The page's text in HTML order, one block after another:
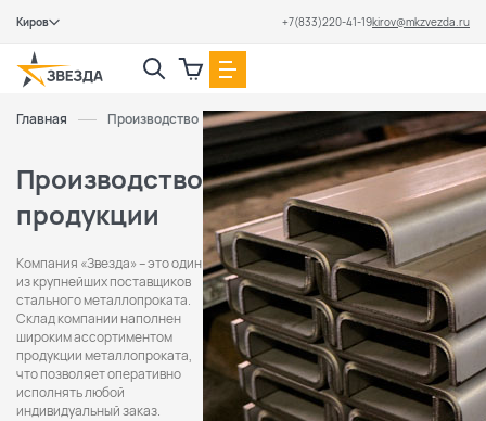
Киров +7(833)220-41-19kirov@mkzvezda.ru
Главная Производство
Производство
продукции
Компания «Звезда» – это один
из крупнейших поставщиков
стального металлопроката.
Cклад компании наполнен
широким ассортиментом
продукции металлопроката,
что позволяет оперативно
исполнять любой
индивидуальный заказ.